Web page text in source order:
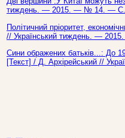
тиждень. — 2015. — № 14. — С.
Політичний пріоритет,
// Український тиждень. —
Сини ображених батьків...: До
[Текст] / Д. Архірейський //